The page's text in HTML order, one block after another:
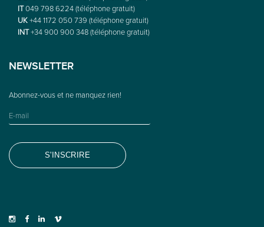
IT049 798 6224 (téléphone gratuit)
UK+44 1172 050 739 (téléphone gratuit)
INT+34 900 900 348 (téléphone gratuit)
NEWSLETTER